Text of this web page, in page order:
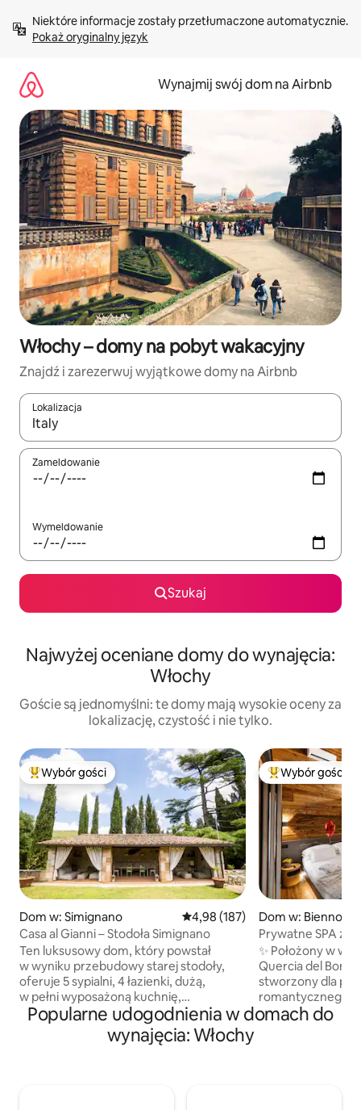
treści Pokaż oryginalny język
Wynajmij swój dom na Airbnb
Włochy – domy na pobyt wakacyjny
Znajdź i zarezerwuj wyjątkowe domy na Airbnb
Lokalizacja
Gdy wyniki będą dostępne, możesz poruszać się po nich za
Zameldowanie
Wymeldowanie
Szukaj
Najwyżej oceniane domy do wynajęcia:
Włochy
Goście są jednomyślni: te domy mają wysokie oceny za
lokalizację, czystość i nie tylko.
Najpopularniejsze z kategorii Wybór gości
Wybór gości
Dom w: Simignano Średnia ocena: 4,98 na 5, liczba
4,98 (187)
Casa al Gianni – Stodoła Simignano
Ten luksusowy dom, który powstał
w wyniku przebudowy starej stodoły,
oferuje 5 sypialni, 4 łazienki, dużą,
w pełni wyposażoną kuchnię,
przestronny salon, duży prywatny ogród
z parkingiem, jacuzzi, taras z sofami, grill,
palenisko i kuchnię na świeżym
Wybór gości
Dom w: Bienno
Prywatne SPA z
widokiem na Alpy
✨ Położony w w
Quercia del
stworzony dla
romantycznego
z prawdziwą
Popularne udogodnienia w domach do
wynajęcia: Włochy